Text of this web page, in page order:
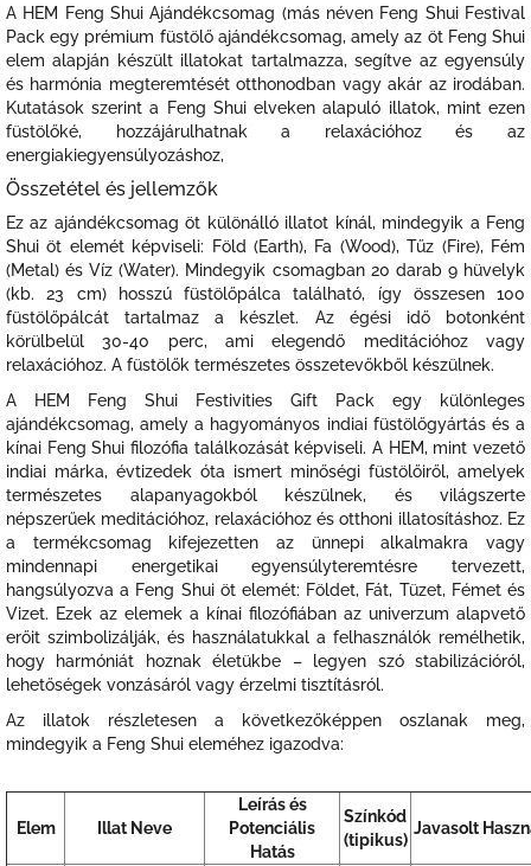
A HEM Feng Shui Ajándékcsomag (más néven Feng Shui Festival
Pack egy prémium füstölő ajándékcsomag, amely az öt Feng Shui
elem alapján készült illatokat tartalmazza, segítve az egyensúly
és harmónia megteremtését otthonodban vagy akár az irodában.
Kutatások szerint a Feng Shui elveken alapuló illatok, mint ezen
füstölőké, hozzájárulhatnak a relaxációhoz és az
energiakiegyensúlyozáshoz,
Összetétel és jellemzők
Ez az ajándékcsomag öt különálló illatot kínál, mindegyik a Feng
Shui öt elemét képviseli: Föld (Earth), Fa (Wood), Tűz (Fire), Fém
(Metal) és Víz (Water). Mindegyik csomagban 20 darab 9 hüvelyk
(kb. 23 cm) hosszú füstölőpálca található, így összesen 100
füstölőpálcát tartalmaz a készlet. Az égési idő botonként
körülbelül 30-40 perc, ami elegendő meditációhoz vagy
relaxációhoz. A füstölők természetes összetevőkből készülnek.
A HEM Feng Shui Festivities Gift Pack egy különleges
ajándékcsomag, amely a hagyományos indiai füstölőgyártás és a
kínai Feng Shui filozófia találkozását képviseli. A HEM, mint vezető
indiai márka, évtizedek óta ismert minőségi füstölőiről, amelyek
természetes alapanyagokból készülnek, és világszerte
népszerűek meditációhoz, relaxációhoz és otthoni illatosításhoz. Ez
a termékcsomag kifejezetten az ünnepi alkalmakra vagy
mindennapi energetikai egyensúlyteremtésre tervezett,
hangsúlyozva a Feng Shui öt elemét: Földet, Fát, Tüzet, Fémet és
Vizet. Ezek az elemek a kínai filozófiában az univerzum alapvető
erőit szimbolizálják, és használatukkal a felhasználók remélhetik,
hogy harmóniát hoznak életükbe – legyen szó stabilizációról,
lehetőségek vonzásáról vagy érzelmi tisztításról.
Az illatok részletesen a következőképpen oszlanak meg,
mindegyik a Feng Shui eleméhez igazodva:
Elem Illat Neve
Leírás és
Potenciális
Hatás
Színkód
(tipikus)
Javasolt